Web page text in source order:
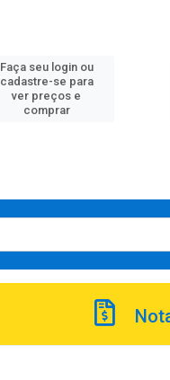
Faça seu login ou
cadastre-se para
ver preços e
comprar